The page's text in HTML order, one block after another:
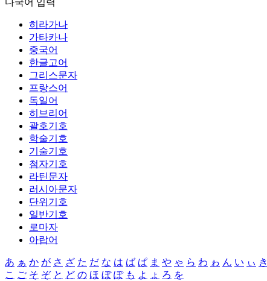
다국어 입력
히라가나
가타카나
중국어
한글고어
그리스문자
프랑스어
독일어
히브리어
괄호기호
학술기호
기술기호
첨자기호
라틴문자
러시아문자
단위기호
일반기호
로마자
아랍어
あ ぁ か が さ ざ た だ な は ば ぱ ま や ゃ ら わ ゎ ん い ぃ き
こ ご そ ぞ と ど の ほ ぼ ぽ も よ ょ ろ を